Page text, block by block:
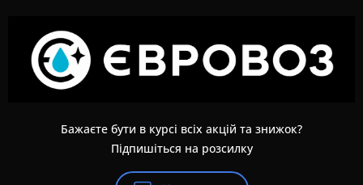
Бажаєте бути в курсі всіх акцій та знижок?
Підпишіться на розсилку